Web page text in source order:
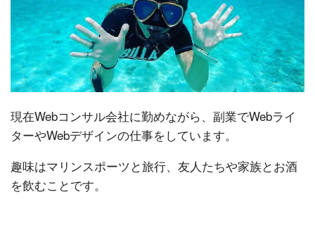
現在Webコンサル会社に勤めながら、副業でWebライ
ターやWebデザインの仕事をしています。
趣味はマリンスポーツと旅行、友人たちや家族とお酒
を飲むことです。